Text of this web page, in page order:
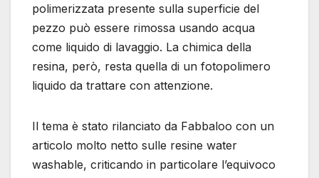
polimerizzata presente sulla superficie del
pezzo può essere rimossa usando acqua
come liquido di lavaggio. La chimica della
resina, però, resta quella di un fotopolimero
liquido da trattare con attenzione.
Il tema è stato rilanciato da Fabbaloo con un
articolo molto netto sulle resine water
washable, criticando in particolare l’equivoco